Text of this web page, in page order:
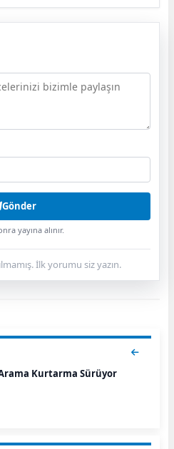
Gönder
yayına alınır.
İlk yorumu siz yazın.
Kurtarma Sürüyor